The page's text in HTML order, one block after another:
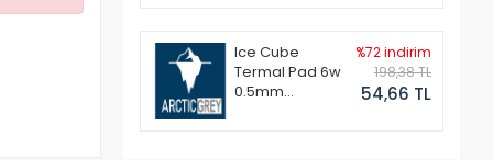
Ice Cube
Termal Pad 6w
0.5mm
%72 indirim
198,38 TL
54,66 TL